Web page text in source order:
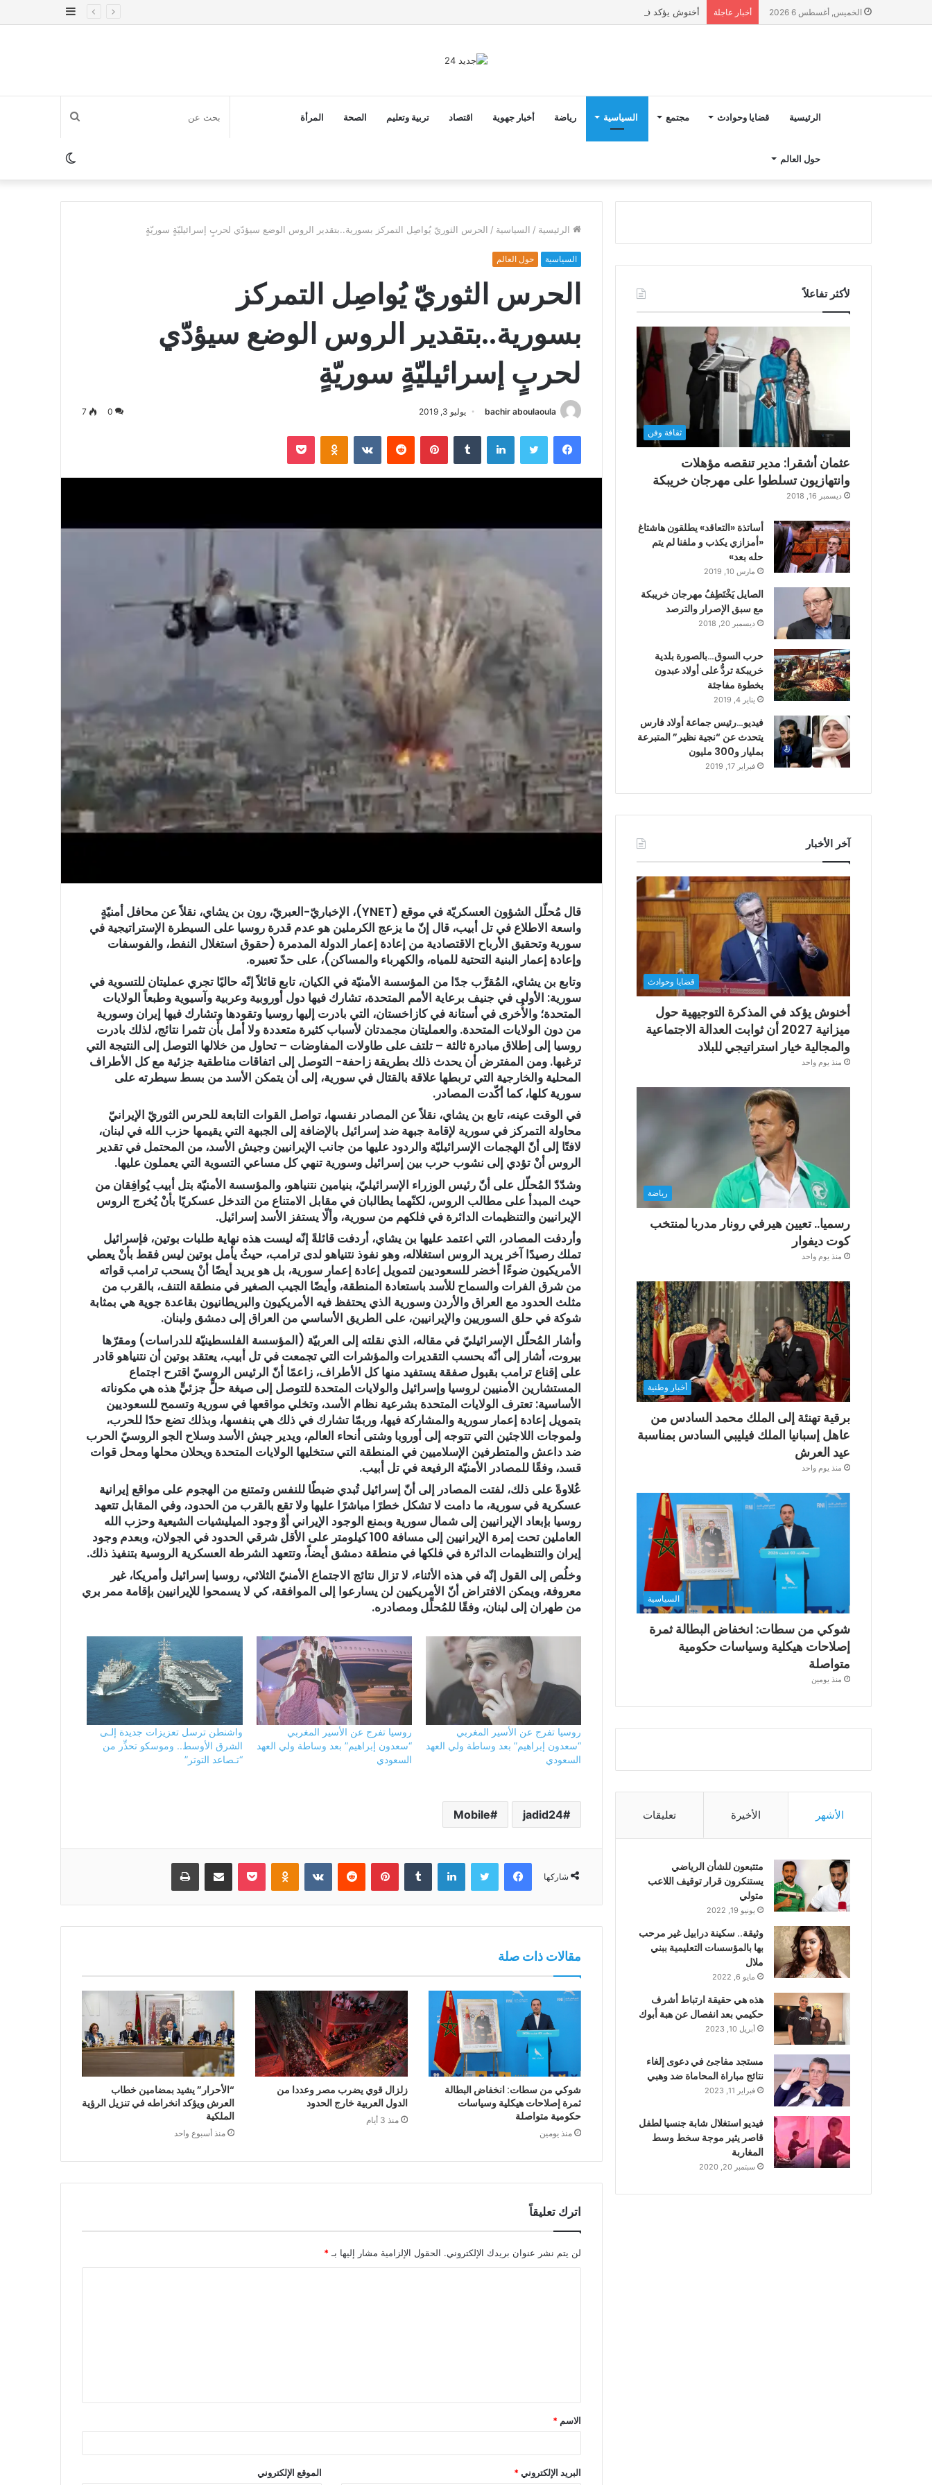
الخميس, أغسطس 6 2026 أخبار عاجلة أخنوش يؤكد في المذكرة التوجيهية حول ميزانية 2027 أن ثوابت العدالة الاجتماعية والمجالية خيار استراتيجي للبلاد
إضافة
الرئيسية قضايا وحوادث مجتمع السياسية رياضة أخبار جهوية اقتصاد تربية وتعليم الصحة المرأة
حول العالم
بحث
عنالوضع
المظلم
الرئيسية / السياسية / الحرس الثوريّ يُواصِل التمركز بسورية..بتقدير الروس الوضع سيؤدّي لحربٍ إسرائيليّةٍ سوريّةٍ
السياسية حول العالم
الحرس الثوريّ يُواصِل التمركز
بسورية..بتقدير الروس الوضع سيؤدّي
لحربٍ إسرائيليّةٍ سوريّةٍ
bachir aboulaoula يوليو 3, 2019 0
7
فيسبوك تويتر لينكدإن بينتيريست Odnoklassniki
بوكيت
قال مُحلّل الشؤون العسكريّة في موقع (YNET)، الإخباريّ-العبريّ، رون بن يشاي، نقلاً عن محافل أمنيّةٍ
واسعة الاطلاع في تل أبيب، قال إنّ ما يزعج الكرملين هو عدم قدرة روسيا على السيطرة الإستراتيجية في
سورية وتحقيق الأرباح الاقتصادية من إعادة إعمار الدولة المدمرة (حقوق استغلال النفط، والفوسفات
وإعادة إعمار البنية التحتية للمياه، والكهرباء والمساكن)، على حدّ تعبيره.
وتابع بن يشاي، المُقرَّب جدًا من المؤسسة الأمنيّة في الكيان، تابع قائلاً إنّه حاليًا تجري عمليتان للتسوية في
سورية: الأولى في جنيف برعاية الأمم المتحدة، تشارك فيها دول أوروبية وعربية وآسيوية وطبعاً الولايات
المتحدة؛ والأُخرى في أستانة في كازاخستان، التي بادرت إليها روسيا وتقودها وتشارك فيها إيران وسورية
من دون الولايات المتحدة. والعمليتان مجمدتان لأسباب كثيرة متعددة ولا أمل بأن تثمرا نتائج، لذلك بادرت
روسيا إلى إطلاق مبادرة ثالثة – تلتف على طاولات المفاوضات – تحاول من خلالها التوصل إلى النتيجة التي
ترغبها. ومن المفترض أن يحدث ذلك بطريقة زاحفة- التوصل إلى اتفاقات مناطقية جزئية مع كل الأطراف
المحلية والخارجية التي تربطها علاقة بالقتال في سورية، إلى أن يتمكن الأسد من بسط سيطرته على
سورية كلها، كما أكّدت المصادر.
في الوقت عينه، تابع بن يشاي، نقلاً عن المصادر نفسها، تواصل القوات التابعة للحرس الثوريّ الإيرانيّ
محاولة التمركز في سورية لإقامة جبهة ضد إسرائيل بالإضافة إلى الجبهة التي يقيمها حزب الله في لبنان،
لافتًا إلى أنّ الهجمات الإسرائيليّة والردود عليها من جانب الإيرانيين وجيش الأسد، من المحتمل في تقدير
الروس أنْ تؤدي إلى نشوب حرب بين إسرائيل وسورية تنهي كل مساعي التسوية التي يعملون عليها.
وشدّدّ المُحلّل على أنّ رئيس الوزراء الإسرائيليّ، بنيامين نتنياهو، والمؤسسة الأمنيّة بتل أبيب يُوافِقان من
حيث المبدأ على مطالب الروس، لكنّهما يطالبان في مقابل الامتناع من التدخل عسكريًا بأنْ يُخرج الروس
الإيرانيين والتنظيمات الدائرة في فلكهم من سورية، وألّا يستفز الأسد إسرائيل.
وأردفت المصادر، التي اعتمد عليها بن يشاي، أردفت قائلةً إنّه ليست هذه نهاية طلبات بوتين، فإسرائيل
تملك رصيدًا آخر يريد الروس استغلاله، وهو نفوذ نتنياهو لدى ترامب، حيثُ يأمل بوتين ليس فقط بأنْ يعطي
الأمريكيون ضوءًا أخضر للسعوديين لتمويل إعادة إعمار سورية، بل هو يريد أيضًا أنْ يسحب ترامب قواته
من شرق الفرات والسماح للأسد باستعادة المنطقة، وأيضًا الجيب الصغير في منطقة التنف، بالقرب من
مثلث الحدود مع العراق والأردن وسورية الذي يحتفظ فيه الأمريكيون والبريطانيون بقاعدة جوية هي بمثابة
شوكة في حلق السوريين والإيرانيين، على الطريق الأساسي من العراق إلى دمشق ولبنان.
وأشار المُحلّل الإسرائيليّ في مقاله، الذي نقلته إلى العربيّة (المؤسسة الفلسطينيّة للدراسات) ومقرّها
بيروت، أشار إلى أنّه بحسب التقديرات والمؤشرات التي تجمعت في تل أبيب، يعتقد بوتين أن نتنياهو قادر
على إقناع ترامب بقبول صفقة يستفيد منها كل الأطراف، زاعمًا أنّ الرئيس الروسيّ اقترح اجتماع
المستشارين الأمنيين لروسيا وإسرائيل والولايات المتحدة للتوصل إلى صيغة حلٍّ جزئيٍّ هذه هي مكوناته
الأساسية: تعترف الولايات المتحدة بشرعية نظام الأسد، وتخلي مواقعها في سورية وتسمح للسعوديين
بتمويل إعادة إعمار سورية والمشاركة فيها، وربمّا تشارك في ذلك هي بنفسها، وبذلك تضع حدًا للحرب،
ولموجات اللاجئين التي تتوجه إلى أوروبا وشتى أنحاء العالم، ويدير جيش الأسد وسلاح الجو الروسيّ الحرب
ضد داعش والمتطرفين الإسلاميين في المنطقة التي ستخليها الولايات المتحدة ويحلان محلها ومحل قوات
قسد، وفقًا للمصادر الأمنيّة الرفيعة في تل أبيب.
عُلاوةً على ذلك، لفتت المصادر إلى أنّ إسرائيل تُبدي ضبطًا للنفس وتمتنع من الهجوم على مواقع إيرانية
عسكرية في سورية، ما دامت لا تشكل خطرًا مباشرًا عليها ولا تقع بالقرب من الحدود، وفي المقابل تتعهد
روسيا بإبعاد الإيرانيين إلى شمال سورية وبمنع الوجود الإيراني أوْ وجود الميليشيات الشيعية وحزب الله
العاملين تحت إمرة الإيرانيين إلى مسافة 100 كيلومتر على الأقل شرقي الحدود في الجولان، وبعدم وجود
إيران والتنظيمات الدائرة في فلكها في منطقة دمشق أيضاً، وتتعهد الشرطة العسكرية الروسية بتنفيذ ذلك.
وخلُص إلى القول إنّه في هذه الأثناء، لا تزال نتائج الاجتماع الأمنيّ الثلاثي، روسيا إسرائيل وأمريكا، غير
معروفة، ويمكن الافتراض أنّ الأمريكيين لن يسارعوا إلى الموافقة، كي لا يسمحوا للإيرانيين بإقامة ممر بري
من طهران إلى لبنان، وفقًا للمُحلِّل ومصادره.
روسيا تفرج عن الأسير المغربي
“سعدون إبراهيم” بعد وساطة ولي العهد
السعودي
روسيا تفرج عن الأسير المغربي
“سعدون إبراهيم” بعد وساطة ولي العهد
السعودي
واشنطن ترسل تعزيزات جديدة إلـى
الشرق الأوسط.. وموسكو تحذِّر من
“تـصاعد التوتر”
jadid24
Mobile
شاركها
فيسبوك تويتر لينكدإن بينتيريست Odnoklassniki
بوكيت مشاركة عبر البريد طباعة
مقالات ذات صلة
شوكي من سطات: انخفاض البطالة
ثمرة إصلاحات هيكلية وسياسات
حكومية متواصلة
منذ يومين
زلزال قوي يضرب مصر وعددا من
الدول العربية خارج الحدود
منذ 3 أيام
“الأحرار” يشيد بمضامين خطاب
العرش ويؤكد انخراطه في تنزيل الرؤية
الملكية
منذ أسبوع واحد
اترك تعليقاً
لن يتم نشر عنوان بريدك الإلكتروني. الحقول الإلزامية مشار إليها بـ *
ق
*
الاسم *
البريد الإلكتروني* الموقع الإلكتروني
لأكثر تفاعلاً
ثقافة وفن
عثمان أشقرا: مدير تنقصه مؤهلات
وانتهازيون تسلطوا على مهرجان خريبكة
ديسمبر 16, 2018
أساتذة «التعاقد» يطلقون هاشتاغ
«أمزازي يكذب و ملفنا لم يتم
حله بعد»
مارس 10, 2019
الصايل يَخْتَطِفُ مهرجان خريبكة
مع سبق الإصرار والترصد
ديسمبر 20, 2018
حرب السوق…بالصورة بلدية
خريبكة تردُّ على أولاد عبدون
بخطوة مفاجئة
يناير 4, 2019
فيديو…رئيس جماعة أولاد فارس
يتحدث عن “نجية نظير” المتبرعة
بمليار و300 مليون
فبراير 17, 2019
آخر الأخبار
قضايا وحوادث
أخنوش يؤكد في المذكرة التوجيهية حول
ميزانية 2027 أن ثوابت العدالة الاجتماعية
والمجالية خيار استراتيجي للبلاد
منذ يوم واحد
رياضة
رسميا.. تعيين هيرفي رونار مدربا لمنتخب
كوت ديفوار
منذ يوم واحد
أخبار وطنية
برقية تهنئة إلى الملك محمد السادس من
عاهل إسبانيا الملك فيليبي السادس بمناسبة
عيد العرش
منذ يوم واحد
السياسية
شوكي من سطات: انخفاض البطالة ثمرة
إصلاحات هيكلية وسياسات حكومية
متواصلة
منذ يومين
الأشهر الأخيرة تعليقات
متتبعون للشأن الرياضي
يستنكرون قرار توقيف اللاعب
متولي
يونيو 19, 2022
وثيقة.. سكينة درابيل غير مرحب
بها بالمؤسسات التعليمية ببني
ملال
مايو 6, 2022
هذه هي حقيقة ارتباط أشرف
حكيمي بعد انفصال عن هبة أبوك
أبريل 10, 2023
مستجد مفاجئ في دعوى إلغاء
نتائج مباراة المحاماة ضد وهبي
فبراير 11, 2023
فيديو استغلال شابة جنسيا لطفل
قاصر يثير موجة سخط وسط
المغاربة
سبتمبر 20, 2020